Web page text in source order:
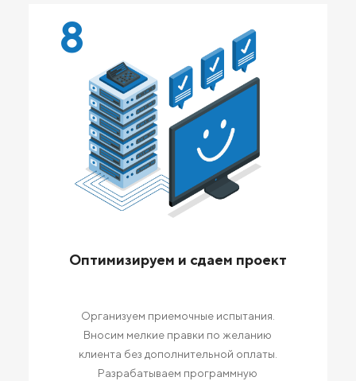
8
Оптимизируем и сдаем проект
Организуем приемочные испытания.
Вносим мелкие правки по желанию
клиента без дополнительной оплаты.
Разрабатываем программную